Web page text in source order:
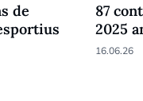
de
87
2025
16.06.26